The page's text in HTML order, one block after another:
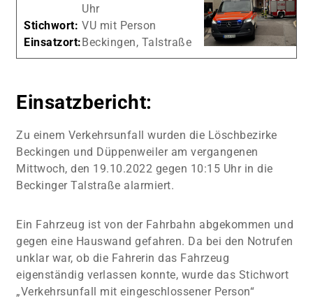
Uhr
Stichwort: VU mit Person
Einsatzort:Beckingen, Talstraße
Einsatzbericht:
Zu einem Verkehrsunfall wurden die Löschbezirke
Beckingen und Düppenweiler am vergangenen
Mittwoch, den 19.10.2022 gegen 10:15 Uhr in die
Beckinger Talstraße alarmiert.
Ein Fahrzeug ist von der Fahrbahn abgekommen und
gegen eine Hauswand gefahren. Da bei den Notrufen
unklar war, ob die Fahrerin das Fahrzeug
eigenständig verlassen konnte, wurde das Stichwort
„Verkehrsunfall mit eingeschlossener Person“